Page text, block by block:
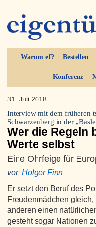
Warum ef? Bestellen
Konferenz
31. Juli 2018
Interview mit dem früheren
Schwarzenberg in der
Wer die Regeln
Werte selbst
Eine Ohrfeige für
von Holger Finn
Er setzt den Beruf des
Freudenmädchen
anderen einen
gesteht sogar Nationen